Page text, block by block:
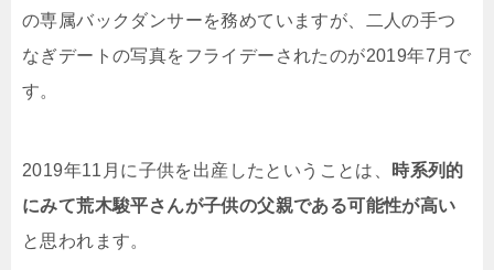
の専属バックダンサーを務めていますが、二人の手つ
なぎデートの写真をフライデーされたのが2019年7月で
す。
2019年11月に子供を出産したということは、
時系列的
にみて荒木駿平さんが子供の父親である可能性が高い
と思われます。